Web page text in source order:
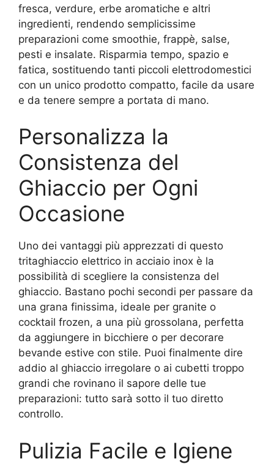
fresca, verdure, erbe aromatiche e altri
ingredienti, rendendo semplicissime
preparazioni come smoothie, frappè, salse,
pesti e insalate. Risparmia tempo, spazio e
fatica, sostituendo tanti piccoli elettrodomestici
con un unico prodotto compatto, facile da usare
e da tenere sempre a portata di mano.
Personalizza la
Consistenza del
Ghiaccio per Ogni
Occasione
Uno dei vantaggi più apprezzati di questo
tritaghiaccio elettrico in acciaio inox è la
possibilità di scegliere la consistenza del
ghiaccio. Bastano pochi secondi per passare da
una grana finissima, ideale per granite o
cocktail frozen, a una più grossolana, perfetta
da aggiungere in bicchiere o per decorare
bevande estive con stile. Puoi finalmente dire
addio al ghiaccio irregolare o ai cubetti troppo
grandi che rovinano il sapore delle tue
preparazioni: tutto sarà sotto il tuo diretto
controllo.
Pulizia Facile e Igiene